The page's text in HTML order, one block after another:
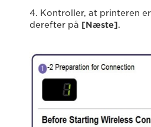
4. Kontroller, at printeren
derefter på [Næste].